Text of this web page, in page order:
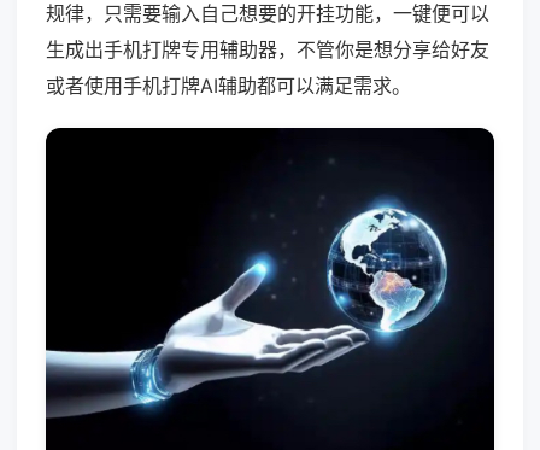
规律，只需要输入自己想要的开挂功能，一键便可以
生成出手机打牌专用辅助器，不管你是想分享给好友
或者使用手机打牌AI辅助都可以满足需求。